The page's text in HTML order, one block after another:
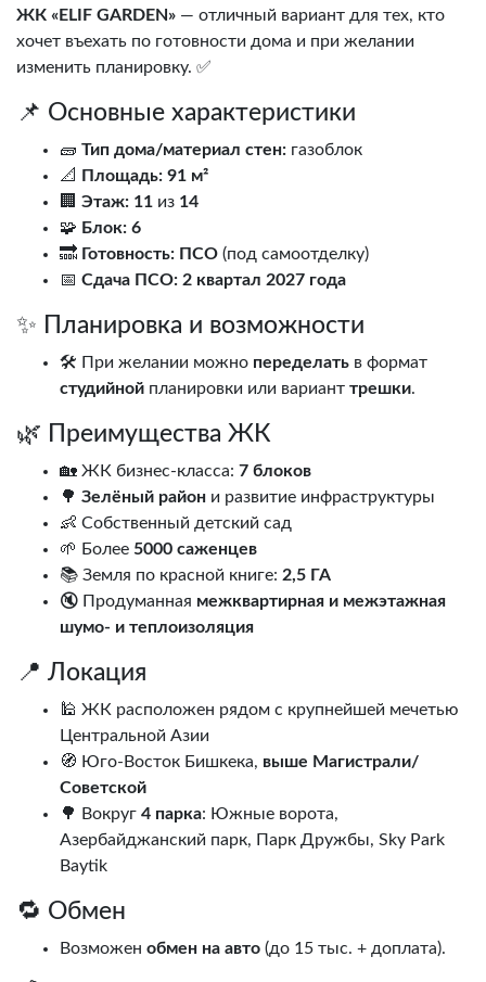
ЖК «ELIF GARDEN» — отличный вариант для тех, кто
хочет въехать по готовности дома и при желании
изменить планировку. ✅
📌 Основные характеристики
🧱 Тип дома/материал стен: газоблок
📐
Площадь: 91 м²
🏢 Этаж: 11 из 14
🧩 Блок: 6
🔜 Готовность: ПСО (под самоотделку)
📅 Сдача ПСО: 2 квартал 2027 года
✨ Планировка и возможности
🛠️ При желании можно переделать в формат
студийной планировки или вариант трешки.
🌿 Преимущества ЖК
🏡 ЖК бизнес-класса: 7 блоков
🌳 Зелёный район и развитие инфраструктуры
👶 Собственный детский сад
🌱 Более 5000 саженцев
📚 Земля по красной книге: 2,5 ГА
🔇 Продуманная межквартирная и межэтажная
шумо- и теплоизоляция
📍 Локация
🕌 ЖК расположен рядом с крупнейшей мечетью
Центральной Азии
🧭 Юго-Восток Бишкека, выше Магистрали/
Советской
🌳 Вокруг 4 парка: Южные ворота,
Азербайджанский парк, Парк Дружбы, Sky Park
Baytik
🔁 Обмен
Возможен обмен на авто (до 15 тыс. + доплата).